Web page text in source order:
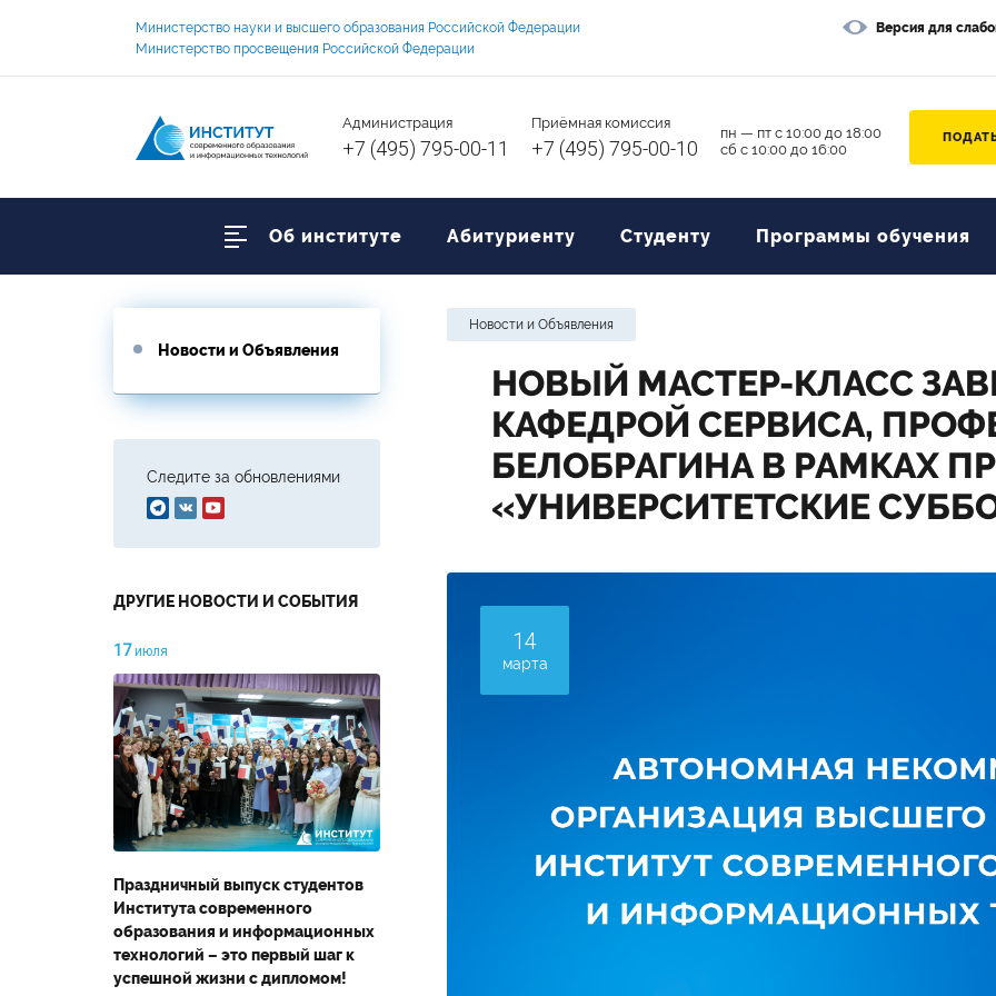
Министерство науки и высшего образования Российской Федерации
Министерство просвещения Российской Федерации
Версия для
Администрация
+7 (495) 795-00-11
Приёмная комиссия
+7 (495) 795-00-10
пн — пт с 10:00 до 18:00
сб с 10:00 до 16:00
Об институте Абитуриенту Студенту Программы обучения
Новости и Объявления
Следите за обновлениями
  
ДРУГИЕ НОВОСТИ И СОБЫТИЯ
17 июля
Праздничный выпуск студентов
Института современного
образования и информационных
технологий – это первый шаг к
успешной жизни с дипломом!
Новости и Объявления
НОВЫЙ МАСТЕР-КЛАСС
КАФЕДРОЙ СЕРВИСА,
БЕЛОБРАГИНА В РАМКАХ
«УНИВЕРСИТЕТСКИЕ
14
марта